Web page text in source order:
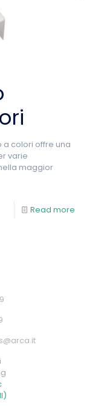
a colori offre una
varie
maggior
Read more